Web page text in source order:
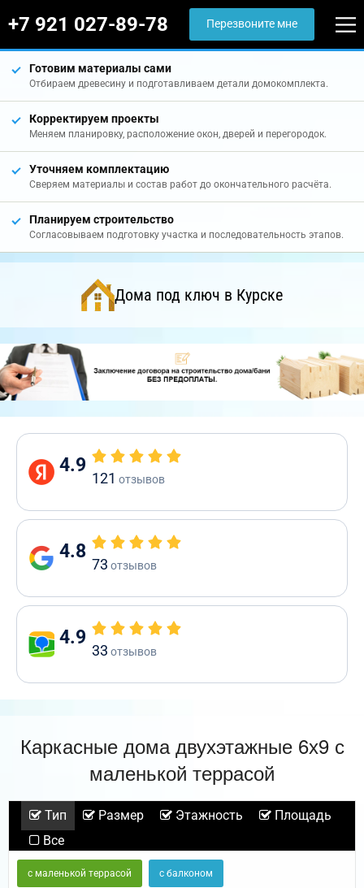
+7 921 027-89-78 Перезвоните мне
Готовим материалы сами
Отбираем древесину и подготавливаем детали домокомплекта.
Корректируем проекты
Меняем планировку, расположение окон, дверей и перегородок.
Уточняем комплектацию
Сверяем материалы и состав работ до окончательного расчёта.
Планируем строительство
Согласовываем подготовку участка и последовательность этапов.
Дома под ключ в Курске
4.9
121 отзывов
4.8
73 отзывов
4.9
33 отзывов
Каркасные дома двухэтажные 6х9 с
маленькой террасой
Тип Размер Этажность
Площадь
Все
с маленькой террасой с балконом